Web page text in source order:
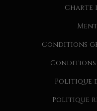
Charte
Conditions
Conditions
Politique
Politique